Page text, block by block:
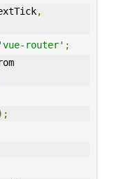
,
'vue-router' ;
from